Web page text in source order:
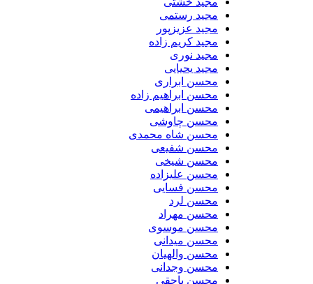
مجید رستمی
مجید عزیزپور
مجید کریم زاده
مجید نوری
مجید یحیایی
محسن ابراری
محسن ابراهیم زاده
محسن ابراهیمی
محسن چاوشی
محسن شاه محمدی
محسن شفیعی
محسن شیخی
محسن علیزاده
محسن فسایی
محسن لرد
محسن مهراد
محسن موسوی
محسن میدانی
محسن والهیان
محسن وجدانی
محسن یاحقی